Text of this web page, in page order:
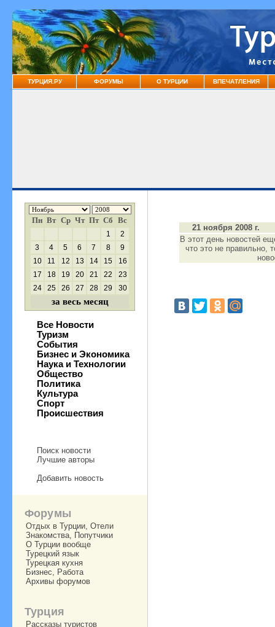
ТУРЦИЯ.РУ ФОРУМЫ О ТУРЦИИ ВПЕЧАТЛЕНИЯ
Пн Вт Ср Чт Пт Сб Вс
1
2
3
4 5 6 7 8
9
10
11 12 13 14 15
16
17
18 19 20 21 22
23
24
25 26 27 28 29 30
за весь месяц
Все Новости
Туризм
События
Бизнес и Экономика
Наука и Технологии
Общество
Политика
Культура
Спорт
Происшествия
Поиск новости
Лучшие авторы
Добавить новость
21 ноября 2008 г.
В этот день новостей
что это не правильно,
Форумы
Отдых в Турции, Отели
Знакомства, Попутчики
О Турции вообще
Турецкий язык
Турецкая кухня
Бизнес, Работа
Архивы форумов
Турция
Рассказы туристов